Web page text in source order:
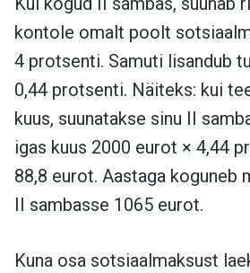
kontole omalt poolt
4 protsenti. Samuti lisandub
0,44 protsenti. Näiteks: kui
kuus, suunatakse sinu II
igas kuus 2000 eurot × 4,44
88,8 eurot. Aastaga koguneb
II sambasse 1065 eurot.
Kuna osa sotsiaalmaksust